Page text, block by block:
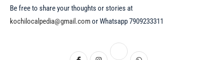
Be free to share your thoughts or stories at
kochilocalpedia@gmail.comor Whatsapp 7909233311